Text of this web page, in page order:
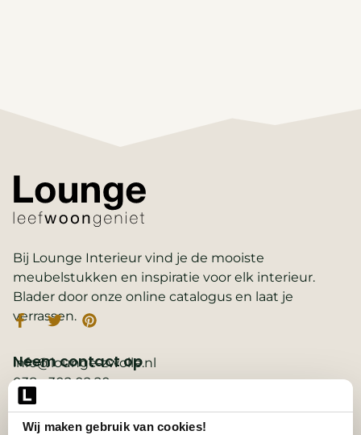
Wij maken gebruik van cookies!
Bij Lounge Interieur vind je de mooiste
meubelstukken en inspiratie voor elk interieur.
Blader door onze online catalogus en laat je
verrassen.
Neem contact op
info@lounge-zwolle.nl
038 - 302 02 20
Anthony Fokkerstraat 3, 8013 NS Zwolle